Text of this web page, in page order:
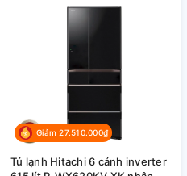
Giảm 27.510.000₫
Tủ lạnh Hitachi 6 cánh inverter